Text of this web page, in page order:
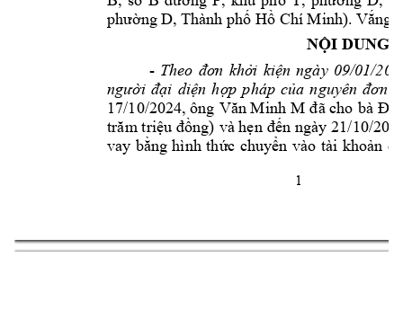

       
NỘI DUNG
 Theo đơn khởi kiện ngày 09/01/
người đại diện hợp pháp của nguyên đơn
       
       
       